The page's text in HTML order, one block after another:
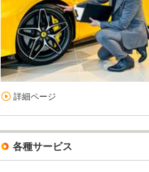
詳細ページ
各種サービス